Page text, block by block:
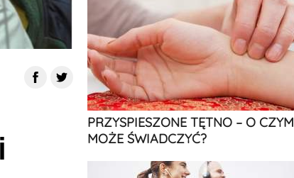
PRZYSPIESZONE TĘTNO – O CZYM
MOŻE ŚWIADCZYĆ?